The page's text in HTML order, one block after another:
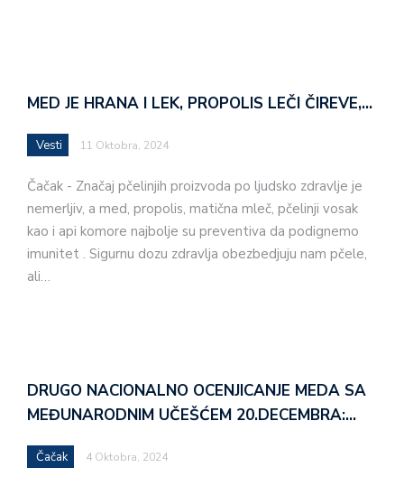
MED JE HRANA I LEK, PROPOLIS LEČI ČIREVE,…
Vesti 11 Oktobra, 2024
Čačak - Značaj pčelinjih proizvoda po ljudsko zdravlje je
nemerljiv, a med, propolis, matična mleč, pčelinji vosak
kao i api komore najbolje su preventiva da podignemo
imunitet . Sigurnu dozu zdravlja obezbedjuju nam pčele,
ali…
DRUGO NACIONALNO OCENJICANJE MEDA SA
MEĐUNARODNIM UČEŠĆEM 20.DECEMBRA:…
Čačak 4 Oktobra, 2024